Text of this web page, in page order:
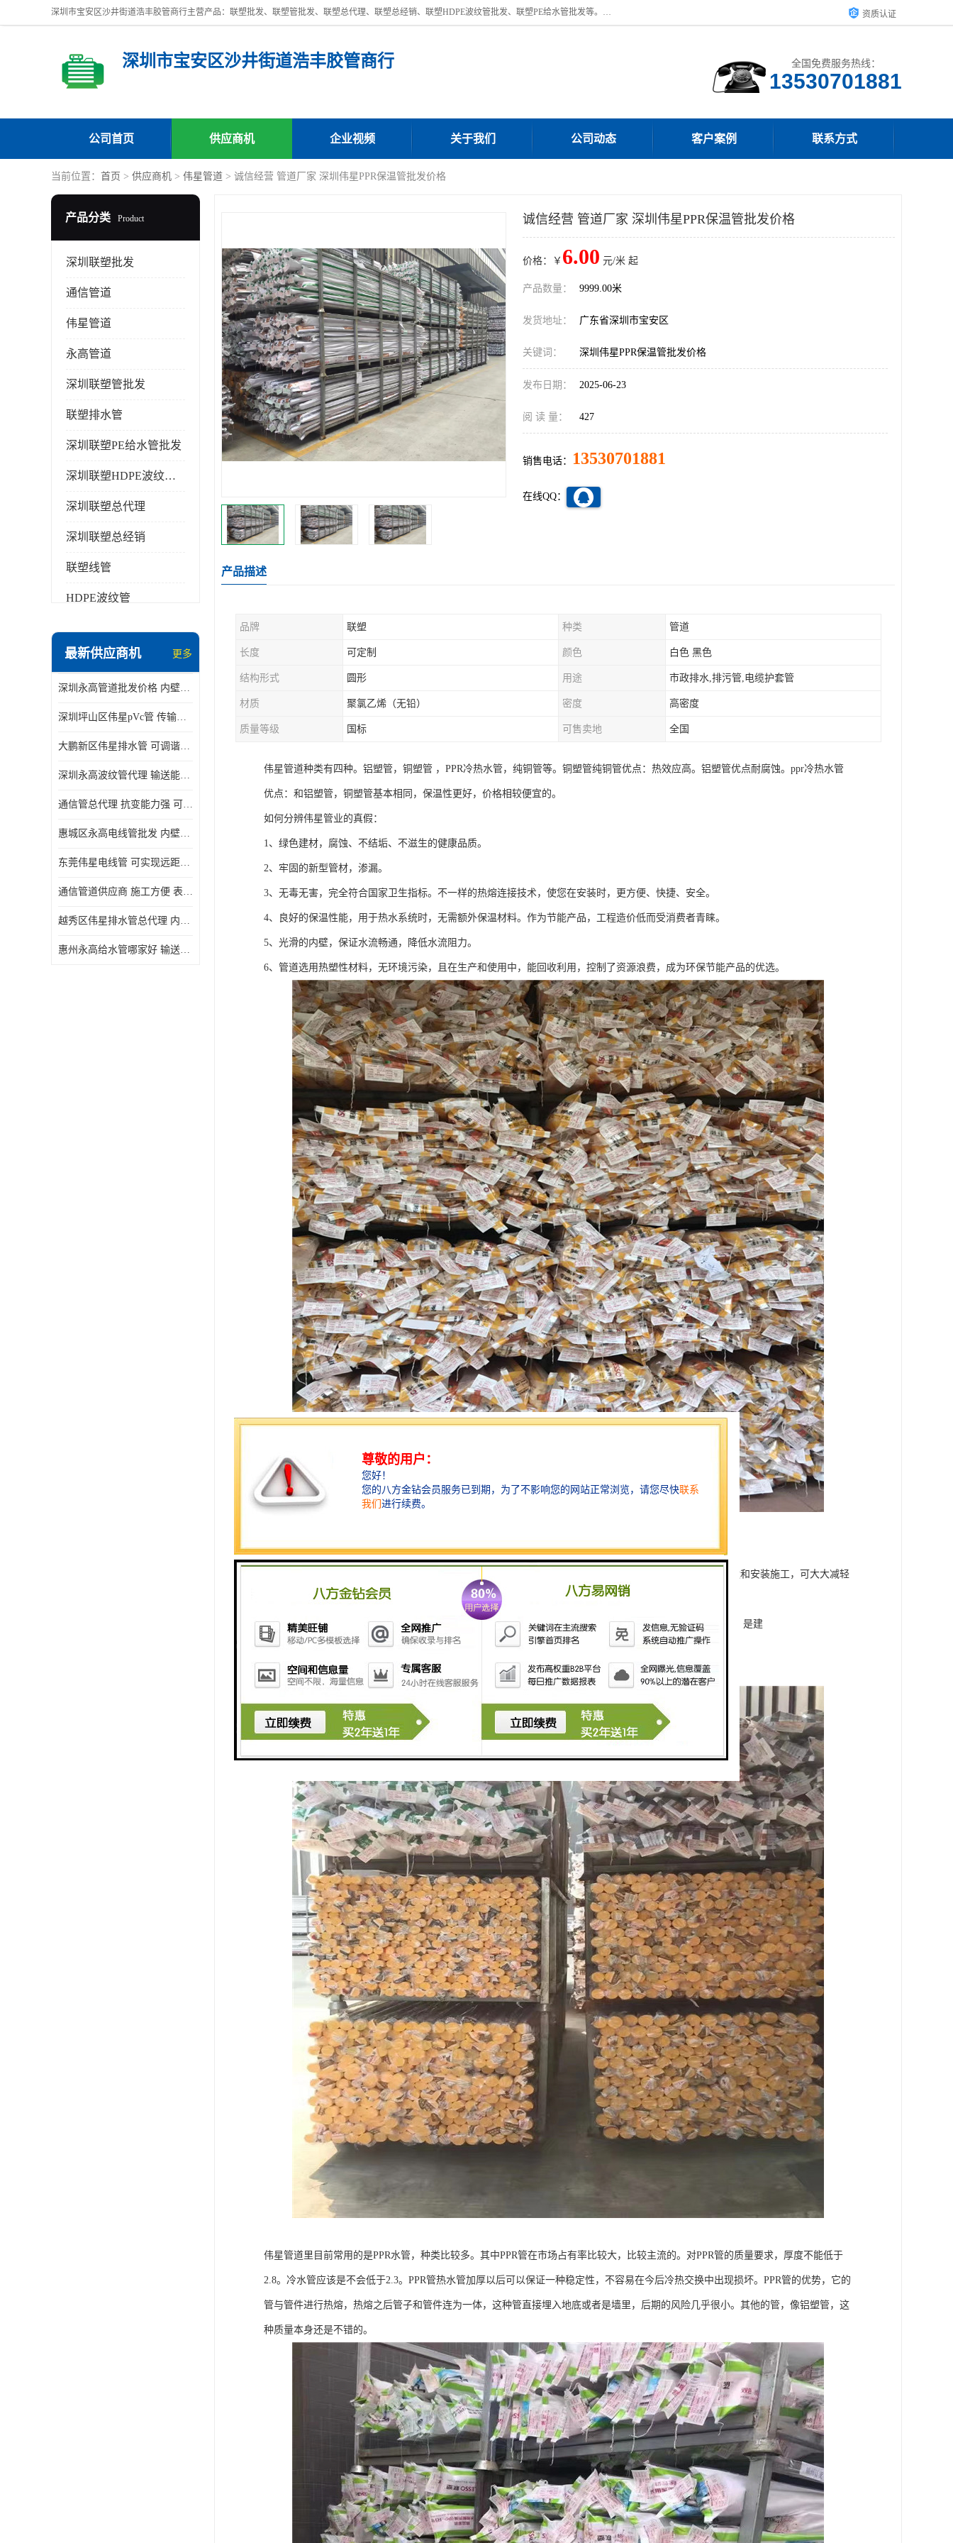
深圳市宝安区沙井街道浩丰胶管商行主营产品：联塑批发、联塑管批发、联塑总代理、联塑总经销、联塑HDPE波纹管批发、联塑PE给水管批发等。凭借服务以及多年的勤奋拼搏，发展成为一家销售各种管材管件，绝缘电工套管及配件等系列产品的贸易公司。公司秉承“顾客至上，锐意进取”的经营理念，坚持“客户至上”原则为广大客户提供的服务。欢迎惠顾！ 资质认证
深圳市宝安区沙井街道浩丰胶管商行 全国免费服务热线：
公司首页 供应商机 企业视频 关于我们 公司动态 客户案例 联系方式
当前位置： 首页 > 供应商机 > 伟星管道 > 诚信经营 管道厂家 深圳伟星PPR保温管批发价格
产品分类 Product
深圳联塑批发
通信管道
伟星管道
永高管道
深圳联塑管批发
联塑排水管
深圳联塑PE给水管批发
深圳联塑HDPE波纹管批发
深圳联塑总代理
深圳联塑总经销
联塑线管
HDPE波纹管
最新供应商机 更多
深圳永高管道批发价格 内壁光滑 抗震性能好
深圳坪山区伟星pVc管 传输损耗小 频率稳定性好
大鹏新区伟星排水管 可调谐性好 大功率 效率高
深圳永高波纹管代理 输送能力强 可以承受高温
通信管总代理 抗变能力强 可耐强震 扭曲
惠城区永高电线管批发 内壁光滑 抗震性能好
东莞伟星电线管 可实现远距离通信 频率稳定性好
通信管道供应商 施工方便 表面电阻系数大
越秀区伟星排水管总代理 内部表面光滑 大功率 效率高
惠州永高给水管哪家好 输送能力强 方便施工和运输
诚信经营 管道厂家 深圳伟星PPR保温管批发价格
价格：￥ 6.00 元/米 起
产品数量： 9999.00米
发货地址： 广东省深圳市宝安区
关键词： 深圳伟星PPR保温管批发价格
发布日期： 2025-06-23
阅 读 量： 427
销售电话： 13530701881
在线QQ：
产品描述
品牌 联塑 种类 管道
长度 可定制 颜色 白色 黑色
结构形式 圆形 用途 市政排水,排污管,电缆护套管
材质 聚氯乙烯（无铅） 密度 高密度
质量等级 国标 可售卖地 全国
伟星管道种类有四种。铝塑管，铜塑管 ，PPR冷热水管，纯铜管等。铜塑管纯铜管优点：热效应高。铝塑管优点耐腐蚀。ppr冷热水管
优点：和铝塑管，铜塑管基本相同，保温性更好，价格相较便宜的。
如何分辨伟星管业的真假：
1、绿色建材，腐蚀、不结垢、不滋生的健康品质。
2、牢固的新型管材，渗漏。
3、无毒无害，完全符合国家卫生指标。不一样的热熔连接技术，使您在安装时，更方便、快捷、安全。
4、良好的保温性能，用于热水系统时，无需额外保温材料。作为节能产品，工程造价低而受消费者青睐。
5、光滑的内壁，保证水流畅通，降低水流阻力。
6、管道选用热塑性材料，无环境污染，且在生产和使用中，能回收利用，控制了资源浪费，成为环保节能产品的优选。
伟星管道冷热水管特点：
1、材料质量轻： 20°C时PP-R密度为0.9g/cm3左右，远低于各类金属管，也小于PE等其他塑料材料，方便搬运和安装施工，可大大减轻
工人的施工强度。
2、良好的温度和压力稳定性： PPR管道的瞬间使用温度可高达95°C ,在80°C下长期使用仍然可承受一定压力，是建
筑物冷热水管道的理想之选。
3、管道连接牢固：PPR管道系统可应用多种连接方式,热熔、电熔连接为常用且接头安全可靠，方便现场施工。
伟星管道里目前常用的是PPR水管，种类比较多。其中PPR管在市场占有率比较大，比较主流的。对PPR管的质量要求，厚度不能低于
2.8。冷水管应该是不会低于2.3。PPR管热水管加厚以后可以保证一种稳定性，不容易在今后冷热交换中出现损坏。PPR管的优势，它的
管与管件进行热熔，热熔之后管子和管件连为一体，这种管直接埋入地底或者是墙里，后期的风险几乎很小。其他的管，像铝塑管，这
种质量本身还是不错的。